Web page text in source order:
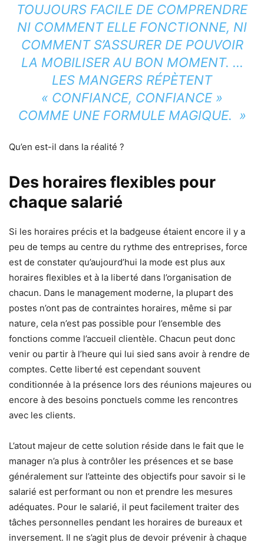
TOUJOURS FACILE DE COMPRENDRE
NI COMMENT ELLE FONCTIONNE, NI
COMMENT S’ASSURER DE POUVOIR
LA MOBILISER AU BON MOMENT. …
LES MANGERS RÉPÈTENT
« CONFIANCE, CONFIANCE »
COMME UNE FORMULE MAGIQUE. »
Qu’en est-il dans la réalité ?
Des horaires flexibles pour
chaque salarié
Si les horaires précis et la badgeuse étaient encore il y a
peu de temps au centre du rythme des entreprises, force
est de constater qu’aujourd’hui la mode est plus aux
horaires flexibles et à la liberté dans l’organisation de
chacun. Dans le management moderne, la plupart des
postes n’ont pas de contraintes horaires, même si par
nature, cela n’est pas possible pour l’ensemble des
fonctions comme l’accueil clientèle. Chacun peut donc
venir ou partir à l’heure qui lui sied sans avoir à rendre de
comptes. Cette liberté est cependant souvent
conditionnée à la présence lors des réunions majeures ou
encore à des besoins ponctuels comme les rencontres
avec les clients.
L’atout majeur de cette solution réside dans le fait que le
manager n’a plus à contrôler les présences et se base
généralement sur l’atteinte des objectifs pour savoir si le
salarié est performant ou non et prendre les mesures
adéquates. Pour le salarié, il peut facilement traiter des
tâches personnelles pendant les horaires de bureaux et
inversement. Il ne s’agit plus de devoir prévenir à chaque